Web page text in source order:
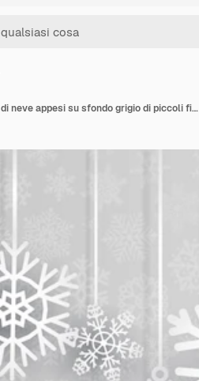
Sfondo di Natale con diversi fiocchi di neve appesi su sfondo grigio di piccoli fiocchi di neve